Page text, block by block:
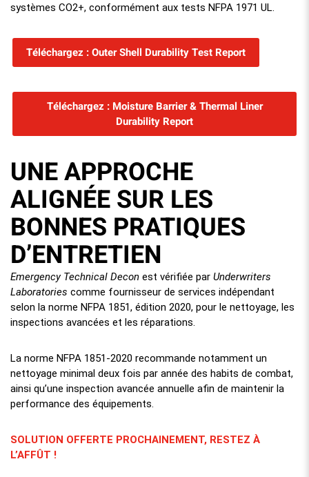
systèmes CO2+, conformément aux tests NFPA 1971 UL.
Téléchargez : Outer Shell Durability Test Report
Téléchargez : Moisture Barrier & Thermal Liner
Durability Report
UNE APPROCHE
ALIGNÉE SUR LES
BONNES PRATIQUES
D’ENTRETIEN
Emergency Technical Decon est vérifiée par Underwriters
Laboratories comme fournisseur de services indépendant
selon la norme NFPA 1851, édition 2020, pour le nettoyage, les
inspections avancées et les réparations.
La norme NFPA 1851-2020 recommande notamment un
nettoyage minimal deux fois par année des habits de combat,
ainsi qu’une inspection avancée annuelle afin de maintenir la
performance des équipements.
SOLUTION OFFERTE PROCHAINEMENT, RESTEZ À
L’AFFÛT !